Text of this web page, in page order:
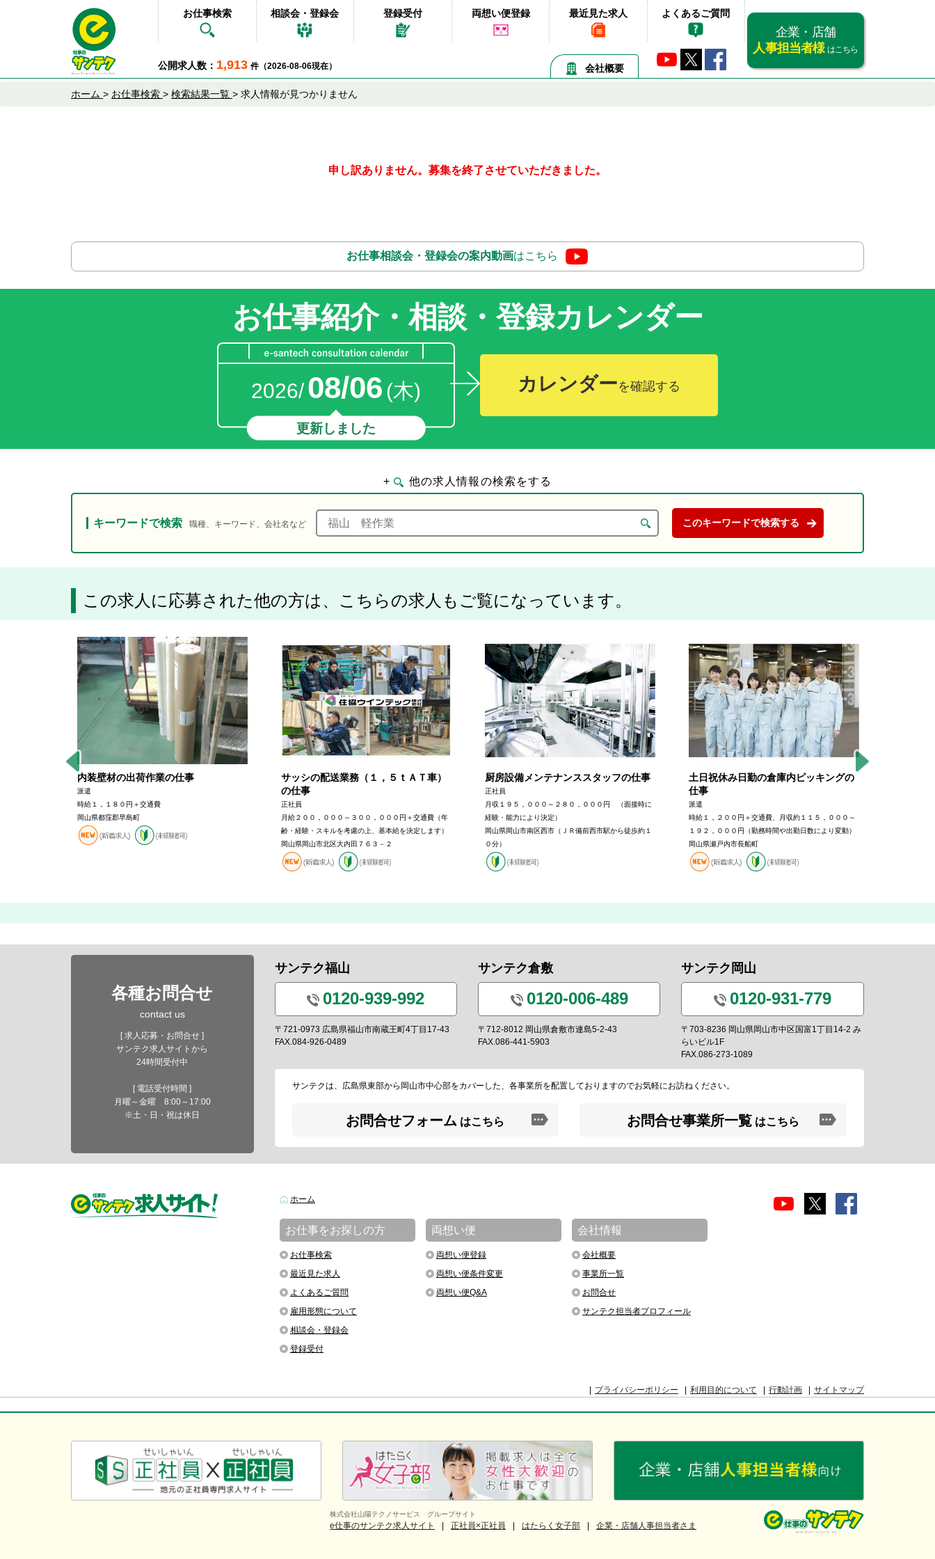
お仕事検索 相談会・登録会 登録受付 両想い便登録 最近見た求人 よくあるご質問
企業・店舗
人事担当者様 はこちら
公開求人数： 1,913 件（2026-08-06現在） 会社概要
ホーム > お仕事検索 > 検索結果一覧 > 求人情報が見つかりません
申し訳ありません。募集を終了させていただきました。
お仕事相談会・登録会の案内動画はこちら
お仕事紹介・相談・登録カレンダー
2026/08/06 (木)
更新しました
カレンダーを確認する
+ 他の求人情報の検索をする
キーワードで検索 職種、キーワード、会社名など
この求人に応募された他の方は、こちらの求人もご覧になっています。
内装壁材の出荷作業の仕事
派遣
時給１，１８０円＋交通費
岡山県都窪郡早島町
サッシの配送業務（１，５ｔＡＴ車）
の仕事
正社員
月給２００，０００～３００，０００円＋交通費（年
齢・経験・スキルを考慮の上、基本給を決定します）
岡山県岡山市北区大内田７６３－２
厨房設備メンテナンススタッフの仕事
正社員
月収１９５，０００～２８０，０００円 （面接時に
経験・能力により決定）
岡山県岡山市南区西市（ＪＲ備前西市駅から徒歩約１
０分）
土日祝休み日勤の倉庫内ピッキングの
仕事
派遣
時給１，２００円＋交通費、月収約１１５，０００～
１９２，０００円（勤務時間や出勤日数により変動）
岡山県瀬戸内市長船町
各種お問合せ
contact us
[ 求人応募・お問合せ ]
サンテク求人サイトから
24時間受付中
[ 電話受付時間 ]
月曜～金曜 8:00～17:00
※土・日・祝は休日
サンテク福山
0120-939-992
〒721-0973 広島県福山市南蔵王町4丁目17-43
FAX.084-926-0489
サンテク倉敷
0120-006-489
〒712-8012 岡山県倉敷市連島5-2-43
FAX.086-441-5903
サンテク岡山
0120-931-779
〒703-8236 岡山県岡山市中区国富1丁目14-2 み
らいビル1F
FAX.086-273-1089
サンテクは、広島県東部から岡山市中心部をカバーした、各事業所を配置しておりますのでお気軽にお訪ねください。
お問合せフォーム はこちら お問合せ事業所一覧 はこちら
ホーム
お仕事をお探しの方
お仕事検索
最近見た求人
よくあるご質問
雇用形態について
相談会・登録会
登録受付
両想い便
両想い便登録
両想い便条件変更
両想い便Q&A
会社情報
会社概要
事業所一覧
お問合せ
サンテク担当者プロフィール
プライバシーポリシー 利用目的について 行動計画 サイトマップ
株式会社山陽テクノサービス グループサイト
e仕事のサンテク求人サイト 正社員×正社員 はたらく女子部 企業・店舗人事担当者さま